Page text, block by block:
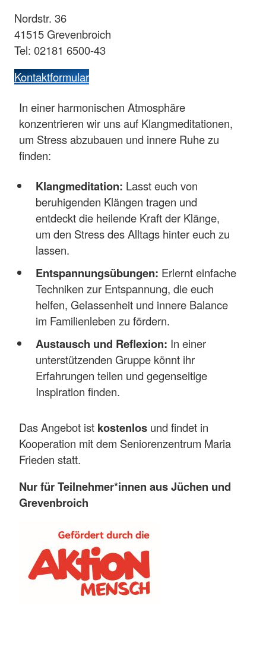
Nordstr. 36
41515 Grevenbroich
Tel: 02181 6500-43
Kontaktformular
In einer harmonischen Atmosphäre
konzentrieren wir uns auf Klangmeditationen,
um Stress abzubauen und innere Ruhe zu
finden:
Klangmeditation: Lasst euch von
beruhigenden Klängen tragen und
entdeckt die heilende Kraft der Klänge,
um den Stress des Alltags hinter euch zu
lassen.
Entspannungsübungen: Erlernt einfache
Techniken zur Entspannung, die euch
helfen, Gelassenheit und innere Balance
im Familienleben zu fördern.
Austausch und Reflexion: In einer
unterstützenden Gruppe könnt ihr
Erfahrungen teilen und gegenseitige
Inspiration finden.
Das Angebot ist kostenlos und findet in
Kooperation mit dem Seniorenzentrum Maria
Frieden statt.
Nur für Teilnehmer*innen aus Jüchen und
Grevenbroich